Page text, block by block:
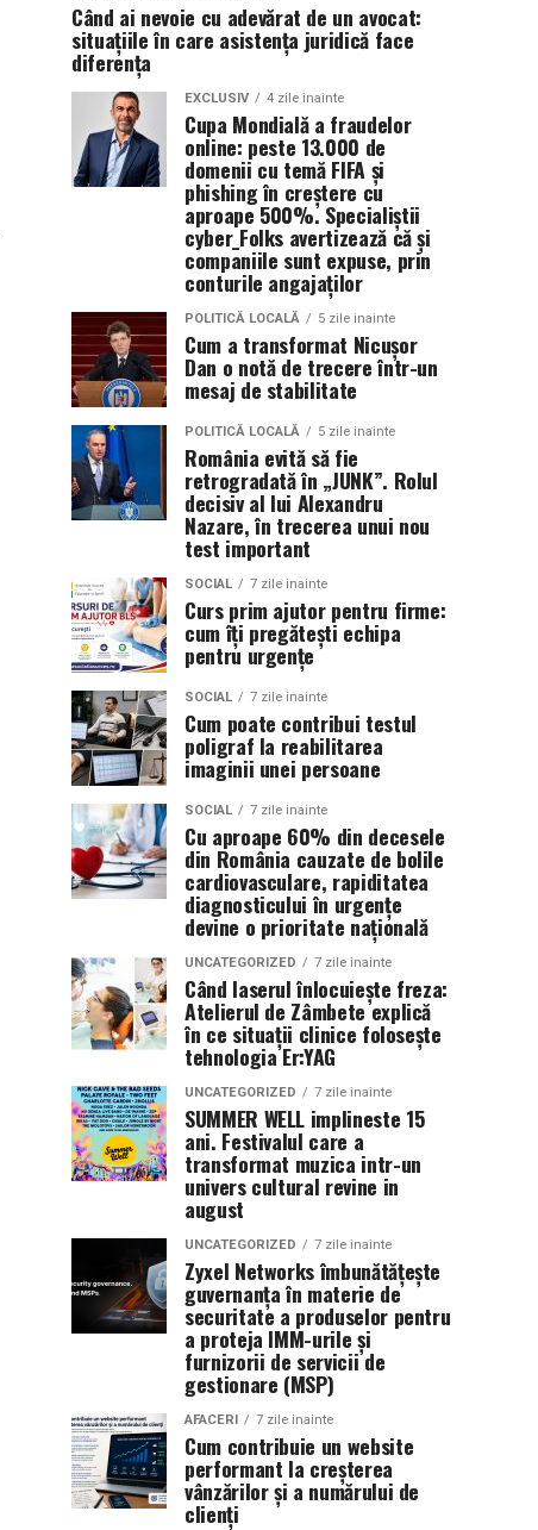
Când ai nevoie cu adevărat de un avocat:
situațiile în care asistența juridică face
diferența
EXCLUSIV 4 zile inainte
Cupa Mondială a fraudelor
online: peste 13.000 de
domenii cu temă FIFA și
phishing în creștere cu
aproape 500%. Specialiștii
cyber_Folks avertizează că și
companiile sunt expuse, prin
conturile angajaților
POLITICĂ LOCALĂ 5 zile inainte
Cum a transformat Nicușor
Dan o notă de trecere într-un
mesaj de stabilitate
POLITICĂ LOCALĂ 5 zile inainte
România evită să fie
retrogradată în „JUNK”. Rolul
decisiv al lui Alexandru
Nazare, în trecerea unui nou
test important
SOCIAL 7 zile inainte
Curs prim ajutor pentru firme:
cum îți pregătești echipa
pentru urgențe
SOCIAL 7 zile inainte
Cum poate contribui testul
poligraf la reabilitarea
imaginii unei persoane
SOCIAL 7 zile inainte
Cu aproape 60% din decesele
din România cauzate de bolile
cardiovasculare, rapiditatea
diagnosticului în urgențe
devine o prioritate națională
UNCATEGORIZED 7 zile inainte
Când laserul înlocuiește freza:
Atelierul de Zâmbete explică
în ce situații clinice folosește
tehnologia Er:YAG
UNCATEGORIZED 7 zile inainte
SUMMER WELL implineste 15
ani. Festivalul care a
transformat muzica intr-un
univers cultural revine in
august
UNCATEGORIZED 7 zile inainte
Zyxel Networks îmbunătățește
guvernanța în materie de
securitate a produselor pentru
a proteja IMM-urile și
furnizorii de servicii de
gestionare (MSP)
AFACERI 7 zile inainte
Cum contribuie un website
performant la creșterea
vânzărilor și a numărului de
clienți